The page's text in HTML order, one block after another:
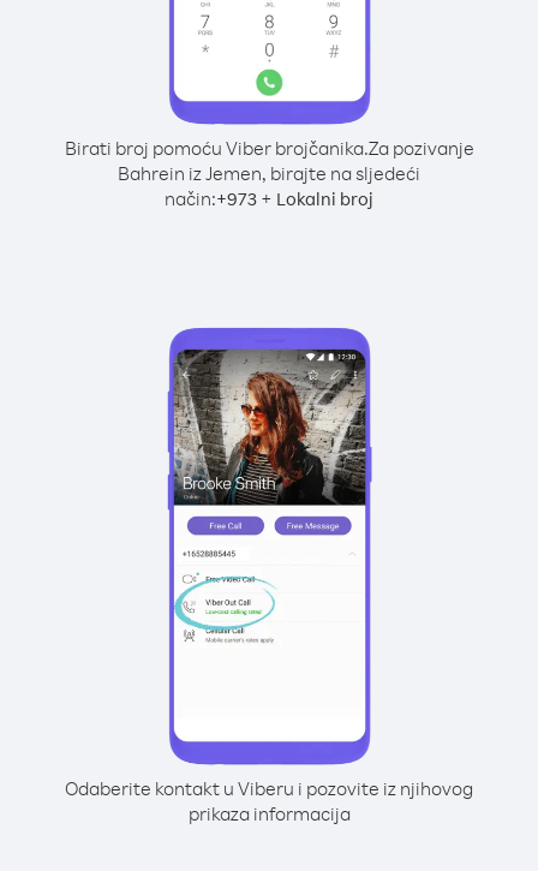
Birati broj pomoću Viber brojčanika.Za pozivanje
Bahrein iz Jemen, birajte na sljedeći
način:+973 + Lokalni broj
Odaberite kontakt u Viberu i pozovite iz njihovog
prikaza informacija